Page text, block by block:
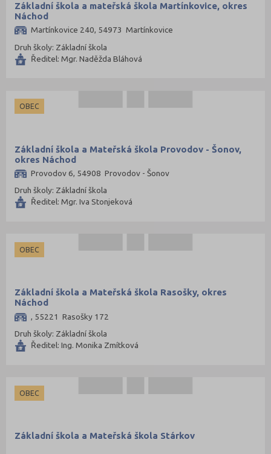
Základní škola a mateřská škola Martínkovice, okres
Náchod
Martínkovice 240, 54973 Martínkovice
Druh školy: Základní škola
Ředitel: Mgr. Naděžda Bláhová
OBEC
Základní škola a Mateřská škola Provodov - Šonov,
okres Náchod
Provodov 6, 54908 Provodov - Šonov
Druh školy: Základní škola
Ředitel: Mgr. Iva Stonjeková
OBEC
Základní škola a Mateřská škola Rasošky, okres
Náchod
, 55221 Rasošky 172
Druh školy: Základní škola
Ředitel: Ing. Monika Zmítková
OBEC
Základní škola a Mateřská škola Stárkov